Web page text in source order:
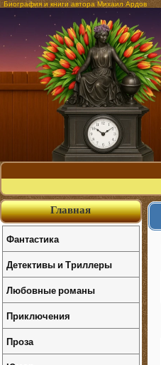
Биография и книги автора Михаил Ардов
Главная
Фантастика
Детективы и Триллеры
Любовные романы
Приключения
Проза